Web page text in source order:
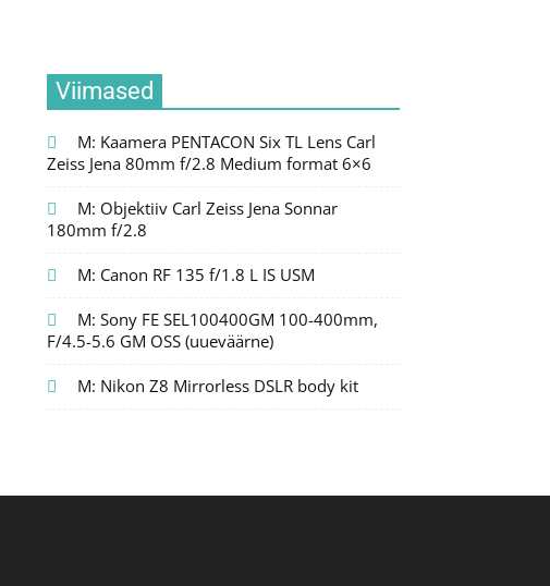
Viimased
M: Kaamera PENTACON Six TL Lens Carl
Zeiss Jena 80mm f/2.8 Medium format 6×6
M: Objektiiv Carl Zeiss Jena Sonnar
180mm f/2.8
M: Canon RF 135 f/1.8 L IS USM
M: Sony FE SEL100400GM 100-400mm,
F/4.5-5.6 GM OSS (uueväärne)
M: Nikon Z8 Mirrorless DSLR body kit